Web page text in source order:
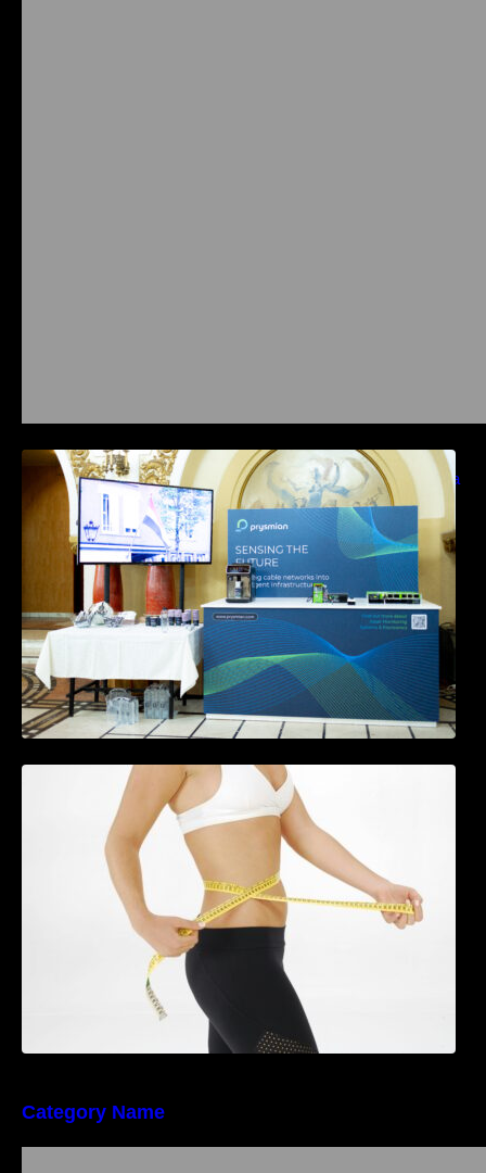
Prysmian aduce la COMM26 tehnologii de
sensing si Digital Energy pentru monitorizarea
in timp real a infrastrucrutilor critice
Tratamentul Wegovy® generează o scădere
în greutate de până la 22,6% la femei în
perioada menopauzei și reduce la jumătate
riscul de migrene
Category Name